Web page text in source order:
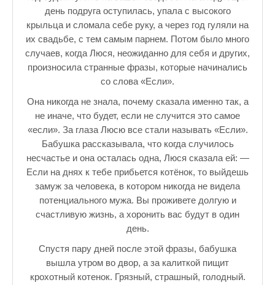
день подруга оступилась, упала с высокого
крыльца и сломала себе руку, а через год гуляли на
их свадьбе, с тем самым парнем. Потом было много
случаев, когда Люся, неожиданно для себя и других,
произносила странные фразы, которые начинались
со слова «Если».
Она никогда не знала, почему сказала именно так, а
не иначе, что будет, если не случится это самое
«если». За глаза Люсю все стали называть «Если».
Бабушка рассказывала, что когда случилось
несчастье и она осталась одна, Люся сказала ей: —
Если на днях к тебе прибьется котёнок, то выйдешь
замуж за человека, в котором никогда не видела
потенциального мужа. Вы проживете долгую и
счастливую жизнь, а хоронить вас будут в один
день.
Спустя пару дней после этой фразы, бабушка
вышла утром во двор, а за калиткой пищит
крохотный котенок. Грязный, страшный, голодный.